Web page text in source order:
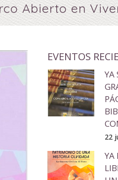
Abierto en
EVENTOS
YA
22
YA